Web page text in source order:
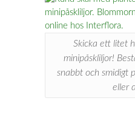
Skicka ett litet
minipåskliljor!
snabbt och smidigt
eller